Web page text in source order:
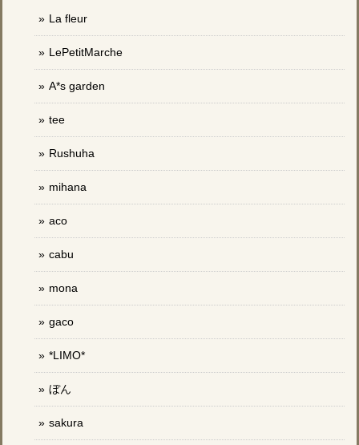
La fleur
LePetitMarche
A*s garden
tee
Rushuha
mihana
aco
cabu
mona
gaco
*LIMO*
ぼん
sakura